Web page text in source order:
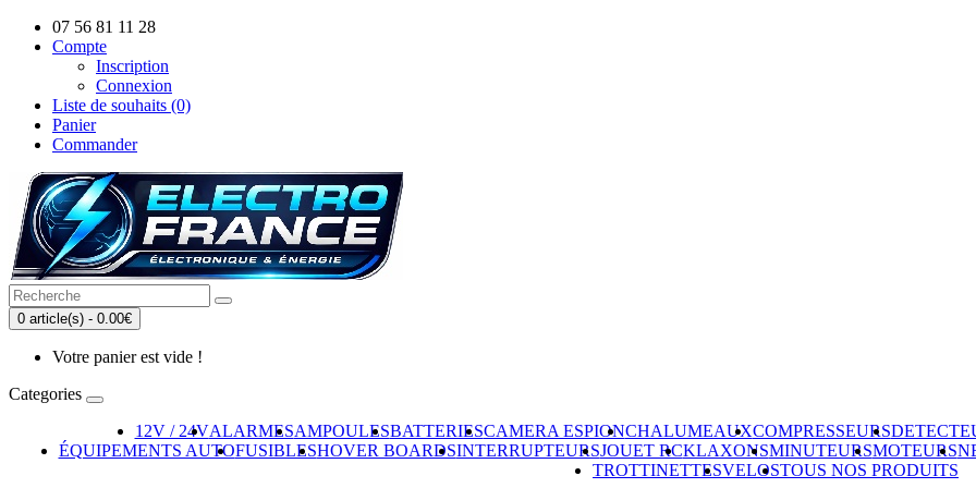
07 56 81 11 28
Compte
Inscription
Connexion
Liste de souhaits (0)
Panier
Commander
0 article(s) - 0.00€
Votre panier est vide !
Categories
12V / 24VALARMESAMPOULESBATTERIESCAMERA ESPIONCHALUMEAUXCOMPRESSEURS
ÉQUIPEMENTS AUTOFUSIBLESHOVER BOARDSINTERRUPTEURSJOUET RCKLAXONSMINUTEURSMOTEURS
TROTTINETTESVELOSTOUS NOS PRODUITS